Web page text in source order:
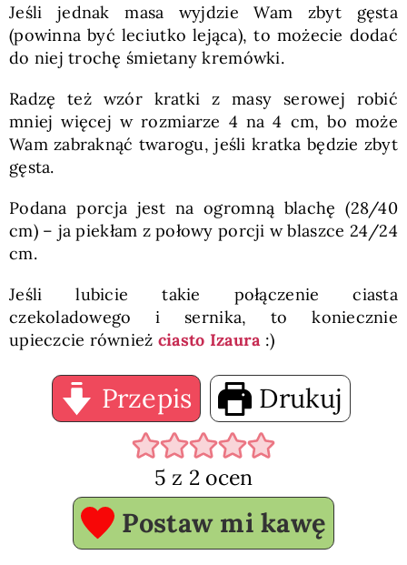
Jeśli jednak masa wyjdzie Wam zbyt gęsta
(powinna być leciutko lejąca), to możecie dodać
do niej trochę śmietany kremówki.
Radzę też wzór kratki z masy serowej robić
mniej więcej w rozmiarze 4 na 4 cm, bo może
Wam zabraknąć twarogu, jeśli kratka będzie zbyt
gęsta.
Podana porcja jest na ogromną blachę (28/40
cm) – ja piekłam z połowy porcji w blaszce 24/24
cm.
Jeśli lubicie takie połączenie ciasta
czekoladowego i sernika, to koniecznie
upieczcie również ciasto Izaura:)
Przepis Drukuj
5 z 2 ocen
Postaw mi kawę